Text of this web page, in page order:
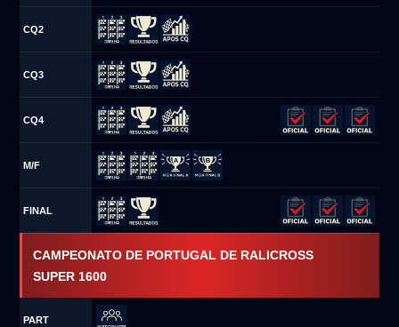
CQ2
CQ3
CQ4
M/F
FINAL
CAMPEONATO DE PORTUGAL DE RALICROSS
SUPER 1600
PART